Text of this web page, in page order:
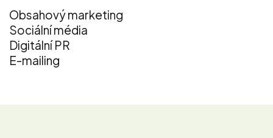
Obsahový marketing
Sociální média
Digitální PR
E-mailing